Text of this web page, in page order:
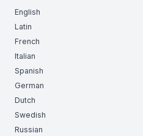
English
Latin
French
Italian
Spanish
German
Dutch
Swedish
Russian